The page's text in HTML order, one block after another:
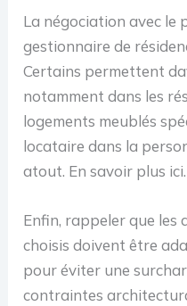
La négociation avec le
gestionnaire de
Certains permettent
notamment dans les
logements meublés
locataire dans la
atout. En savoir plus ici.
Enfin, rappeler que les
choisis doivent être
pour éviter une
contraintes